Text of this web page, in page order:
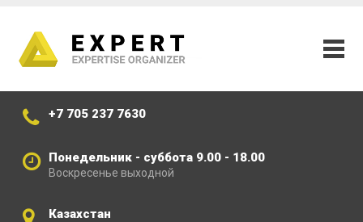
+7 705 237 7630
Понедельник - суббота 9.00 - 18.00
Воскресенье выходной
Казахстан